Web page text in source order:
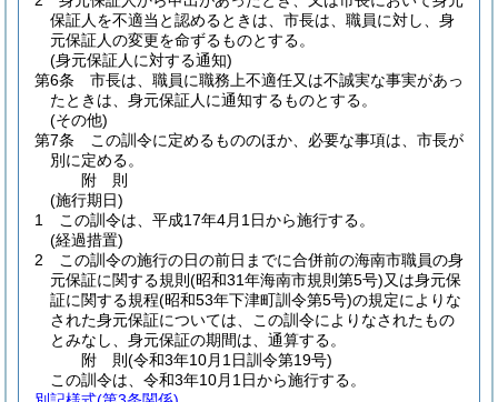
保証人を不適当と認めるときは、市長は、職員に対し、身
元保証人の変更を命ずるものとする。
(身元保証人に対する通知)
第6条
市長は、職員に職務上不適任又は不誠実な事実があっ
たときは、身元保証人に通知するものとする。
(その他)
第7条
この訓令に定めるもののほか、必要な事項は、市長が
別に定める。
附 則
(施行期日)
1
この訓令は、平成17年4月1日から施行する。
(経過措置)
2
この訓令の施行の日の前日までに合併前の海南市職員の身
元保証に関する規則 (昭和31年海南市規則第5号)又は身元保
証に関する規程(昭和53年下津町訓令第5号)の規定によりな
された身元保証については、この訓令によりなされたもの
とみなし、身元保証の期間は、通算する。
附 則(令和3年10月1日訓令第19号)
この訓令は、令和3年10月1日から施行する。